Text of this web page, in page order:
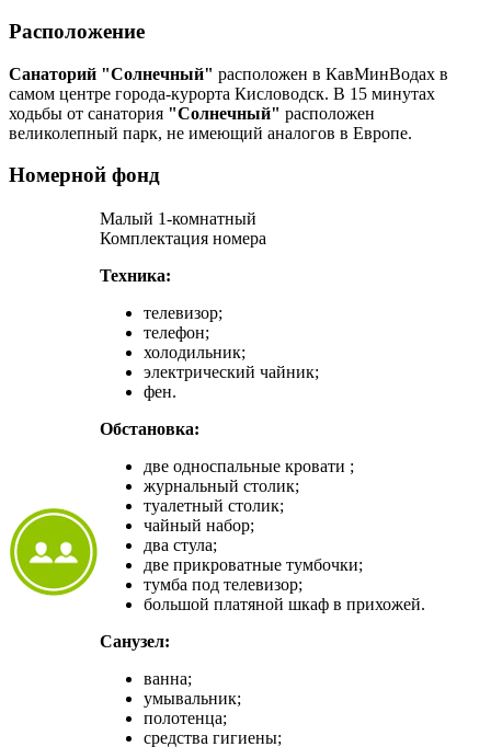
Расположение
Санаторий "Солнечный" расположен в КавМинВодах в
самом центре города-курорта Кисловодск. В 15 минутах
ходьбы от санатория "Солнечный" расположен
великолепный парк, не имеющий аналогов в Европе.
Номерной фонд
Малый 1-комнатный
Комплектация номера
Техника:
телевизор;
телефон;
холодильник;
электрический чайник;
фен.
Обстановка:
две односпальные кровати ;
журнальный столик;
туалетный столик;
чайный набор;
два стула;
две прикроватные тумбочки;
тумба под телевизор;
большой платяной шкаф в прихожей.
Санузел:
ванна;
умывальник;
полотенца;
средства гигиены;